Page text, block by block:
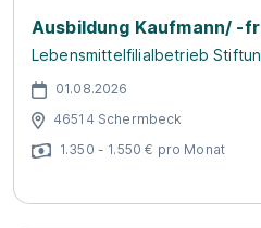
Ausbildung Kaufmann/ -
Lebensmittelfilialbetrieb
01.08.2026
46514 Schermbeck
1.350 - 1.550 € pro Monat